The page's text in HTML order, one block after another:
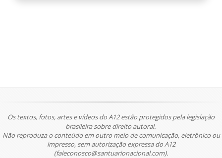
Os textos, fotos, artes e vídeos do A12 estão protegidos pela legislação
brasileira sobre direito autoral.
Não reproduza o conteúdo em outro meio de comunicação, eletrônico ou
impresso, sem autorização expressa do A12
(faleconosco@santuarionacional.com).